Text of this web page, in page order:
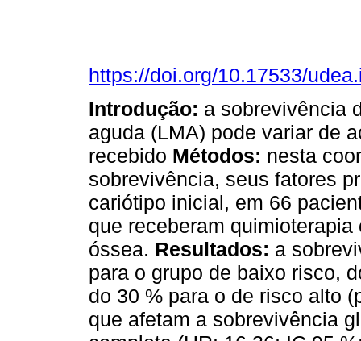
https://doi.org/10.17533/
Introdução: a sobrevivência
aguda (LMA) pode variar de
recebido Métodos: nesta
sobrevivência, seus fatores
cariótipo inicial, em 66
que receberam
óssea. Resultados: a
para o grupo de baixo risco,
do 30 % para o de risco alto
que afetam a sobrevivência